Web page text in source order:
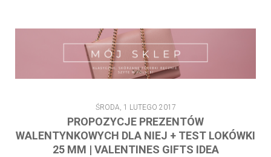
ŚRODA, 1 LUTEGO 2017
PROPOZYCJE PREZENTÓW
WALENTYNKOWYCH DLA NIEJ + TEST LOKÓWKI
25 MM | VALENTINES GIFTS IDEA